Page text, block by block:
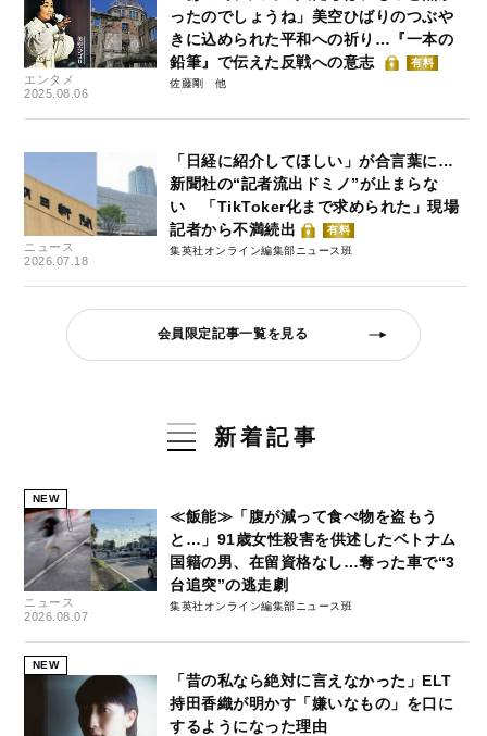
エンタメ
2025.08.06
ったのでしょうね」美空ひばりのつぶや
きに込められた平和への祈り…『一本の
鉛筆』で伝えた反戦への意志
有料
佐藤剛
ニュース
2026.07.18
「日経に紹介してほしい」が合言葉に…
新聞社の“記者流出ドミノ”が止まらな
い 「TikToker化まで求められた」現場
記者から不満続出
有料
集英社オンライン編集部ニュース班
会員限定記事一覧を見る
新着記事
NEW
ニュース
2026.08.07
≪飯能≫「腹が減って食べ物を盗もう
と…」91歳女性殺害を供述したベトナム
国籍の男、在留資格なし…奪った車で“3
台追突”の逃走劇
集英社オンライン編集部ニュース班
NEW
「昔の私なら絶対に言えなかった」ELT
持田香織が明かす「嫌いなもの」を口に
するようになった理由